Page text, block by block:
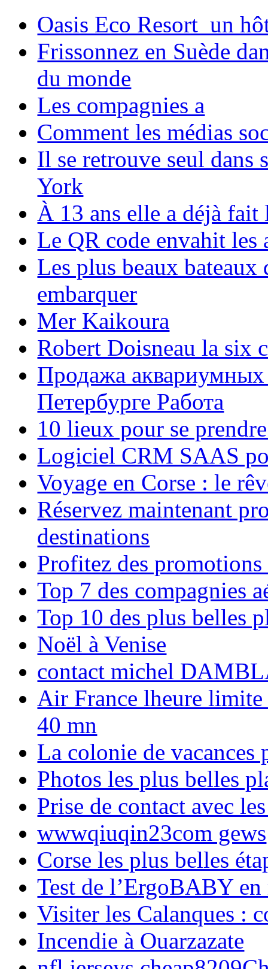
Oasis Eco Resort un
Frissonnez en Suède
du monde
Les compagnies a
Comment les médias
Il se retrouve seul dans
York
À 13 ans elle a déjà
Le QR code envahit les
Les plus beaux bateaux
embarquer
Mer Kaikoura
Robert Doisneau la six
Продажа аквариумных
Петербурге Работа
10 lieux pour se
Logiciel CRM SAAS
Voyage en Corse : le
Réservez maintenant
destinations
Profitez des
Top 7 des compagnies
Top 10 des plus belles
Noël à Venise
contact michel
Air France lheure limite
40 mn
La colonie de vacances
Photos les plus belles
Prise de contact avec
wwwqiuqin23com gews
Corse les plus belles
Test de l’ErgoBABY en
Visiter les Calanques :
Incendie à Ouarzazate